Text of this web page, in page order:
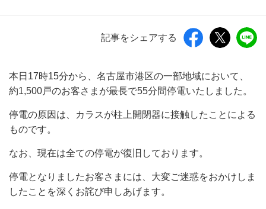
記事をシェアする
本日17時15分から、名古屋市港区の一部地域において、
約1,500戸のお客さまが最長で55分間停電いたしました。
停電の原因は、カラスが柱上開閉器に接触したことによる
ものです。
なお、現在は全ての停電が復旧しております。
停電となりましたお客さまには、大変ご迷惑をおかけしま
したことを深くお詫び申しあげます。